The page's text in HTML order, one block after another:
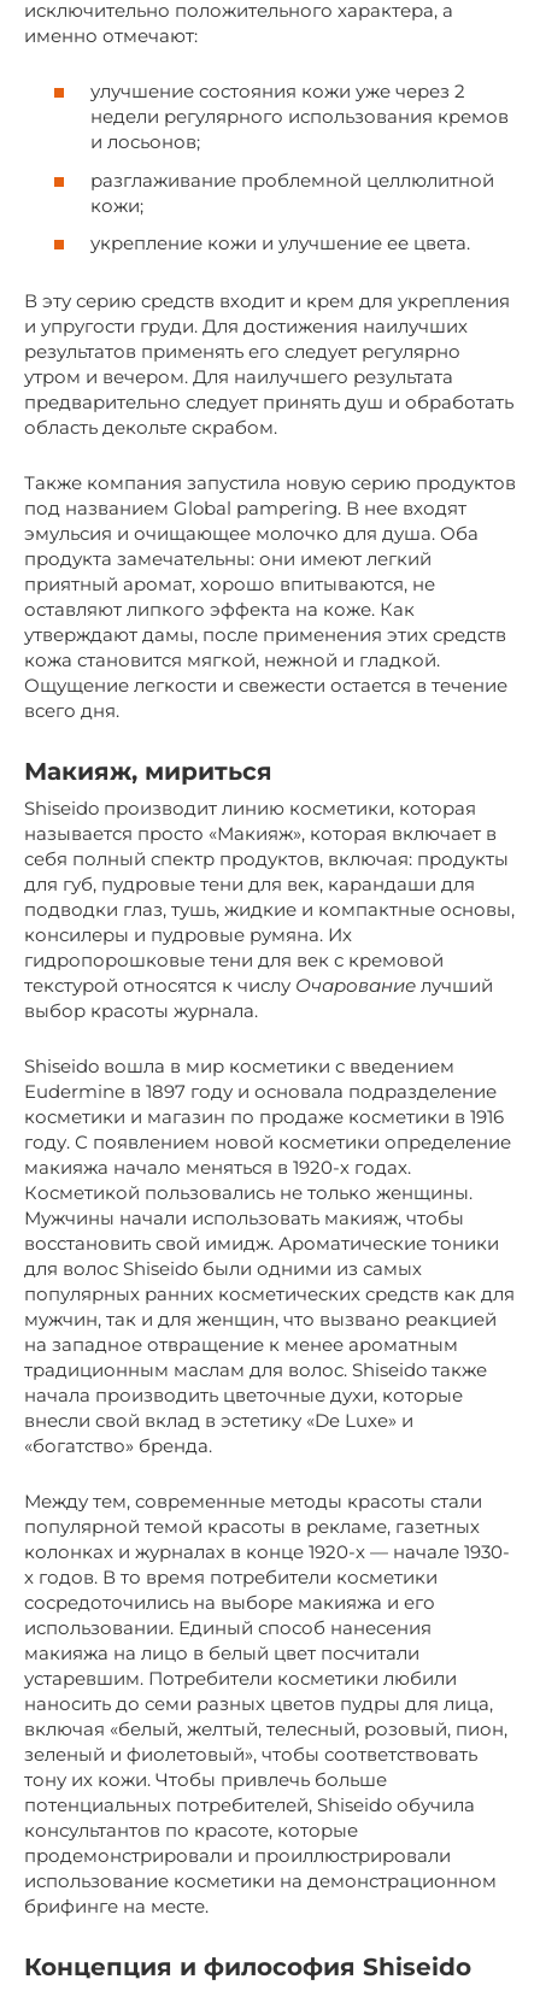
исключительно положительного характера, а
именно отмечают:
улучшение состояния кожи уже через 2
недели регулярного использования кремов
и лосьонов;
разглаживание проблемной целлюлитной
кожи;
укрепление кожи и улучшение ее цвета.
В эту серию средств входит и крем для укрепления
и упругости груди. Для достижения наилучших
результатов применять его следует регулярно
утром и вечером. Для наилучшего результата
предварительно следует принять душ и обработать
область декольте скрабом.
Также компания запустила новую серию продуктов
под названием Global pampering. В нее входят
эмульсия и очищающее молочко для душа. Оба
продукта замечательны: они имеют легкий
приятный аромат, хорошо впитываются, не
оставляют липкого эффекта на коже. Как
утверждают дамы, после применения этих средств
кожа становится мягкой, нежной и гладкой.
Ощущение легкости и свежести остается в течение
всего дня.
Макияж, мириться
Shiseido производит линию косметики, которая
называется просто «Макияж», которая включает в
себя полный спектр продуктов, включая: продукты
для губ, пудровые тени для век, карандаши для
подводки глаз, тушь, жидкие и компактные основы,
консилеры и пудровые румяна. Их
гидропорошковые тени для век с кремовой
текстурой относятся к числу Очарование лучший
выбор красоты журнала.
Shiseido вошла в мир косметики с введением
Eudermine в 1897 году и основала подразделение
косметики и магазин по продаже косметики в 1916
году. С появлением новой косметики определение
макияжа начало меняться в 1920-х годах.
Косметикой пользовались не только женщины.
Мужчины начали использовать макияж, чтобы
восстановить свой имидж. Ароматические тоники
для волос Shiseido были одними из самых
популярных ранних косметических средств как для
мужчин, так и для женщин, что вызвано реакцией
на западное отвращение к менее ароматным
традиционным маслам для волос. Shiseido также
начала производить цветочные духи, которые
внесли свой вклад в эстетику «De Luxe» и
«богатство» бренда.
Между тем, современные методы красоты стали
популярной темой красоты в рекламе, газетных
колонках и журналах в конце 1920-х — начале 1930-
х годов. В то время потребители косметики
сосредоточились на выборе макияжа и его
использовании. Единый способ нанесения
макияжа на лицо в белый цвет посчитали
устаревшим. Потребители косметики любили
наносить до семи разных цветов пудры для лица,
включая «белый, желтый, телесный, розовый, пион,
зеленый и фиолетовый», чтобы соответствовать
тону их кожи. Чтобы привлечь больше
потенциальных потребителей, Shiseido обучила
консультантов по красоте, которые
продемонстрировали и проиллюстрировали
использование косметики на демонстрационном
брифинге на месте.
Концепция и философия Shiseido